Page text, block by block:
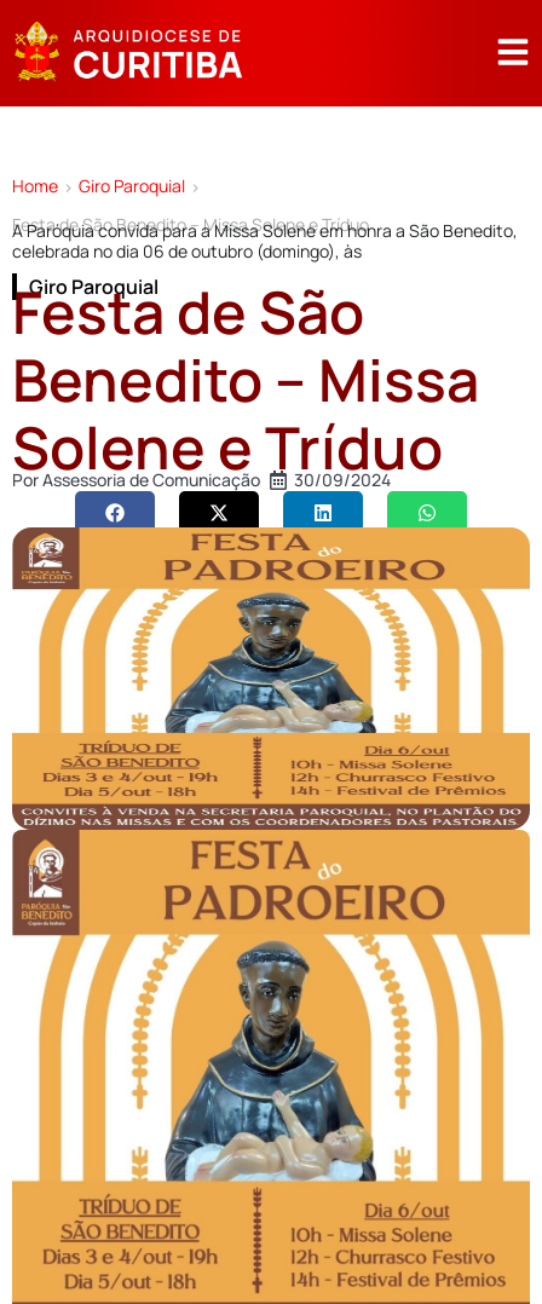
Home > Giro Paroquial >
Festa de São Benedito – Missa Solene e Tríduo
A Paróquia convida para a Missa Solene em honra a São Benedito,
celebrada no dia 06 de outubro (domingo), às
Giro Paroquial
Festa de São
Benedito – Missa
Solene e Tríduo
PorAssessoria de Comunicação 30/09/2024